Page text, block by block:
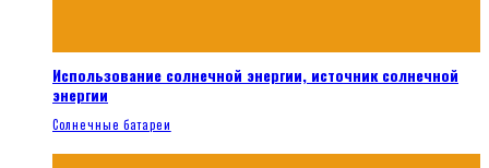
Использование солнечной энергии, источник солнечной
энергии
Солнечные батареи